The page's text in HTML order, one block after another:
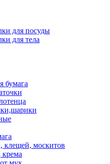
для посуды
для тела
бумага
клещей, москитов
крема